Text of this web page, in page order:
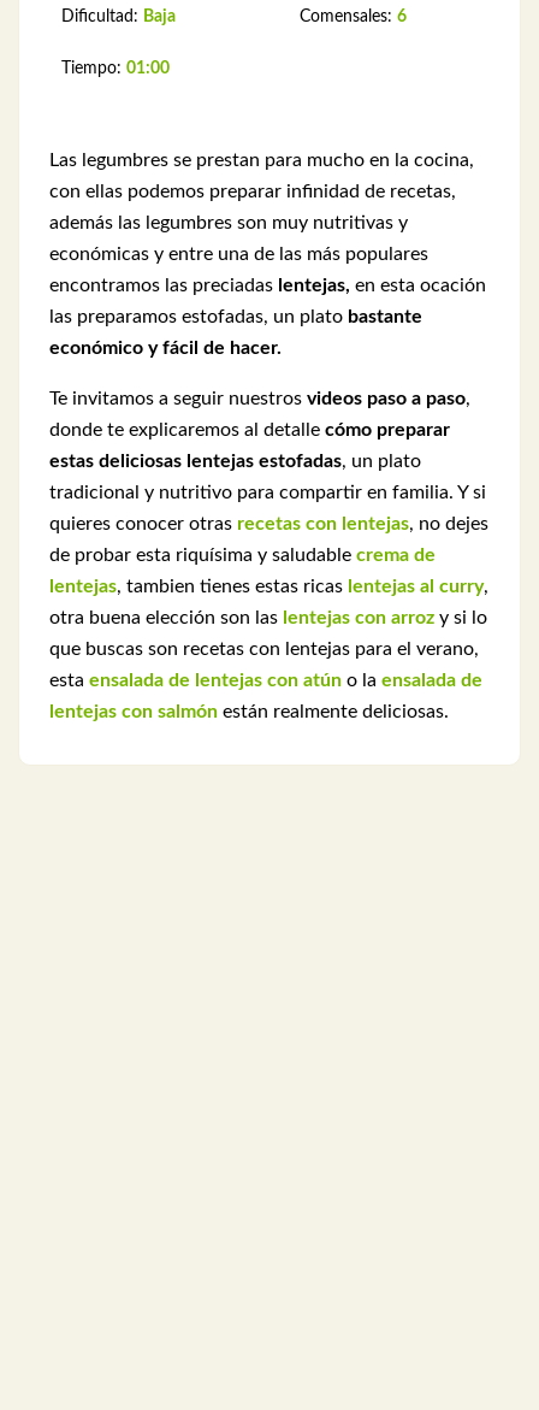
Dificultad: Baja
Tiempo: 01:00
Comensales: 6
Las legumbres se prestan para mucho en la cocina,
con ellas podemos preparar infinidad de recetas,
además las legumbres son muy nutritivas y
económicas y entre una de las más populares
encontramos las preciadas lentejas, en esta ocación
las preparamos estofadas, un plato bastante
económico y fácil de hacer.
Te invitamos a seguir nuestros videos paso a paso,
donde te explicaremos al detalle cómo preparar
estas deliciosas lentejas estofadas, un plato
tradicional y nutritivo para compartir en familia. Y si
quieres conocer otras recetas con lentejas, no dejes
de probar esta riquísima y saludable crema de
lentejas, tambien tienes estas ricas lentejas al curry,
otra buena elección son las lentejas con arroz y si lo
que buscas son recetas con lentejas para el verano,
esta ensalada de lentejas con atún o la ensalada de
lentejas con salmón están realmente deliciosas.